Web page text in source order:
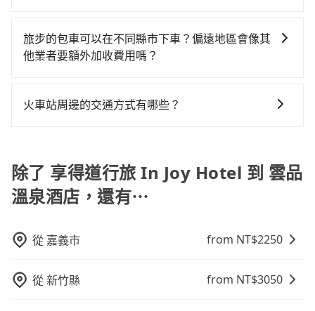
凹的車門仍未被修理，每一次租車都好像在開樂透一
樣。另外，偶爾也會遇到明明已經預約了時間但上一位
小的風險。最後，雖然路邊隨租隨還看似方便，但實際
預約，以免當場被坑受騙。綜合以上，無論在價格或服
務品質上，tripool都是你從享得道行旅 In Joy Hotel到
車前一日凌晨6點前取消均可無條件全額退費的承諾，讓
您的旅程能更有彈性及保障。
9人以上之廂型車，其實屬違法。在現行法律下，營業小
客車最多座位數量就是9人，如扣掉司機就只能乘坐8位
行照不符，連司機的駕照都會不符。在路上被警察盤查
與一台小轎車比較划算，如人數超過12位就一定是叫一
台中巴比較方便。但也有例外，比方說有些山區或路段
是禁止大客車通行的，建議在預定時最好先與車行或平
旅步的包車可以在不同縣市下車？偏遠地區會像其
他業者要額外加收費用嗎？
於偏遠地區，我們提供的價格已經包含了所有基本的費
詢到具體的費用。
火車站周邊的交通方式有哪些？
站，相對便宜經濟。 計程車：乘坐計程車到達或離開火
車站，方便快捷但昂貴。 捷運/輕軌：通過捷運或輕軌到
達或離開火車站，快捷便利。 包車：預定包車到達或離
除了 享得道行旅 In Joy Hotel 到 雲品
溫泉酒店，還有⋯
從 嘉義市 from NT$2250
從新竹縣 from NT$3050